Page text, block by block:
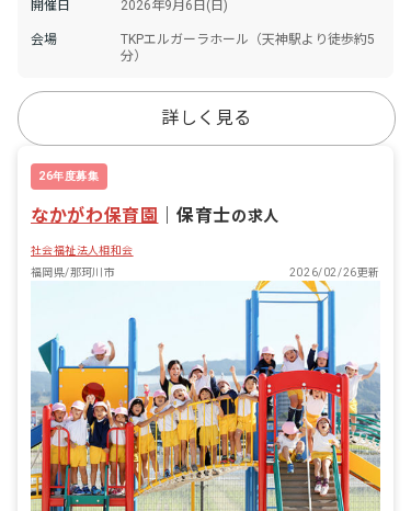
開催日 2026年9月6日(日)
会場
TKPエルガーラホール（天神駅より徒歩約5
分）
詳しく見る
26年度募集
なかがわ保育園 ｜保育士の求人
社会福祉法人相和会
福岡県/那珂川市
2026/02/26更新